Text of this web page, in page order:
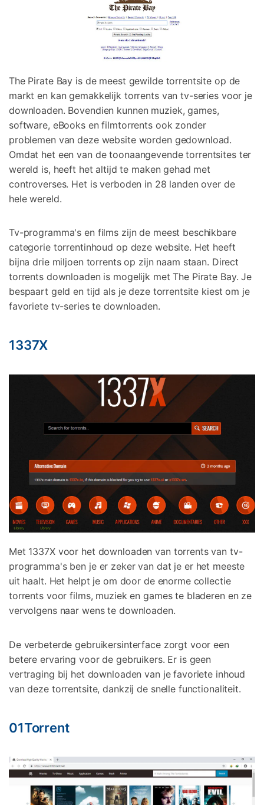
The Pirate Bay is de meest gewilde torrentsite op de
markt en kan gemakkelijk torrents van tv-series voor je
downloaden. Bovendien kunnen muziek, games,
software, eBooks en filmtorrents ook zonder
problemen van deze website worden gedownload.
Omdat het een van de toonaangevende torrentsites ter
wereld is, heeft het altijd te maken gehad met
controverses. Het is verboden in 28 landen over de
hele wereld.
Tv-programma's en films zijn de meest beschikbare
categorie torrentinhoud op deze website. Het heeft
bijna drie miljoen torrents op zijn naam staan. Direct
torrents downloaden is mogelijk met The Pirate Bay. Je
bespaart geld en tijd als je deze torrentsite kiest om je
favoriete tv-series te downloaden.
1337X
Met 1337X voor het downloaden van torrents van tv-
programma's ben je er zeker van dat je er het meeste
uit haalt. Het helpt je om door de enorme collectie
torrents voor films, muziek en games te bladeren en ze
vervolgens naar wens te downloaden.
De verbeterde gebruikersinterface zorgt voor een
betere ervaring voor de gebruikers. Er is geen
vertraging bij het downloaden van je favoriete inhoud
van deze torrentsite, dankzij de snelle functionaliteit.
01Torrent